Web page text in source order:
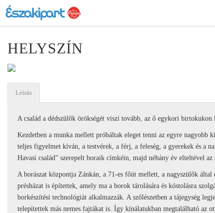
HELYSZÍN
Leírás
A család a dédszülők örökségét viszi tovább, az ő egykori birtokukon
Kezdetben a munka mellett próbáltak eleget tenni az egyre
teljes figyelmet kíván, a testvérek, a férj, a feleség, a gyerekek és a
Havasi család” szerepelt boraik címkéin, majd néhány év elteltével
A borászat központja Zánkán, a 71-es főút mellett, a nagyszülők
présházat is építettek, amely ma a borok tárolására és kóstolásra
borkészítési technológiát alkalmazzák. A szőlészetben a tájegység
telepítettek más nemes fajtákat is. Így kínálatukban megtalálható az